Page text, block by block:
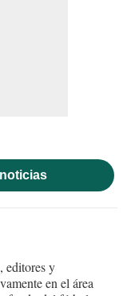
editores y
en el área